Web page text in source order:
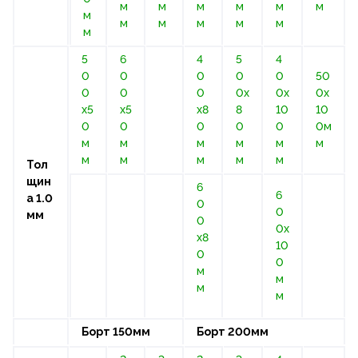
м
м
м
м
м
м
м
м
м
м
м
м
м
Тол
щин
а 1.0
мм
5
0
0
х5
0
м
м
6
0
0
х5
0
м
м
4
0
0
х8
0
м
м
5
0
0х
8
0
м
м
4
0
0х
10
0
м
м
50
0х
10
0м
м
6
0
0
х8
0
м
м
6
0
0х
10
0
м
м
Борт 150мм Борт 200мм